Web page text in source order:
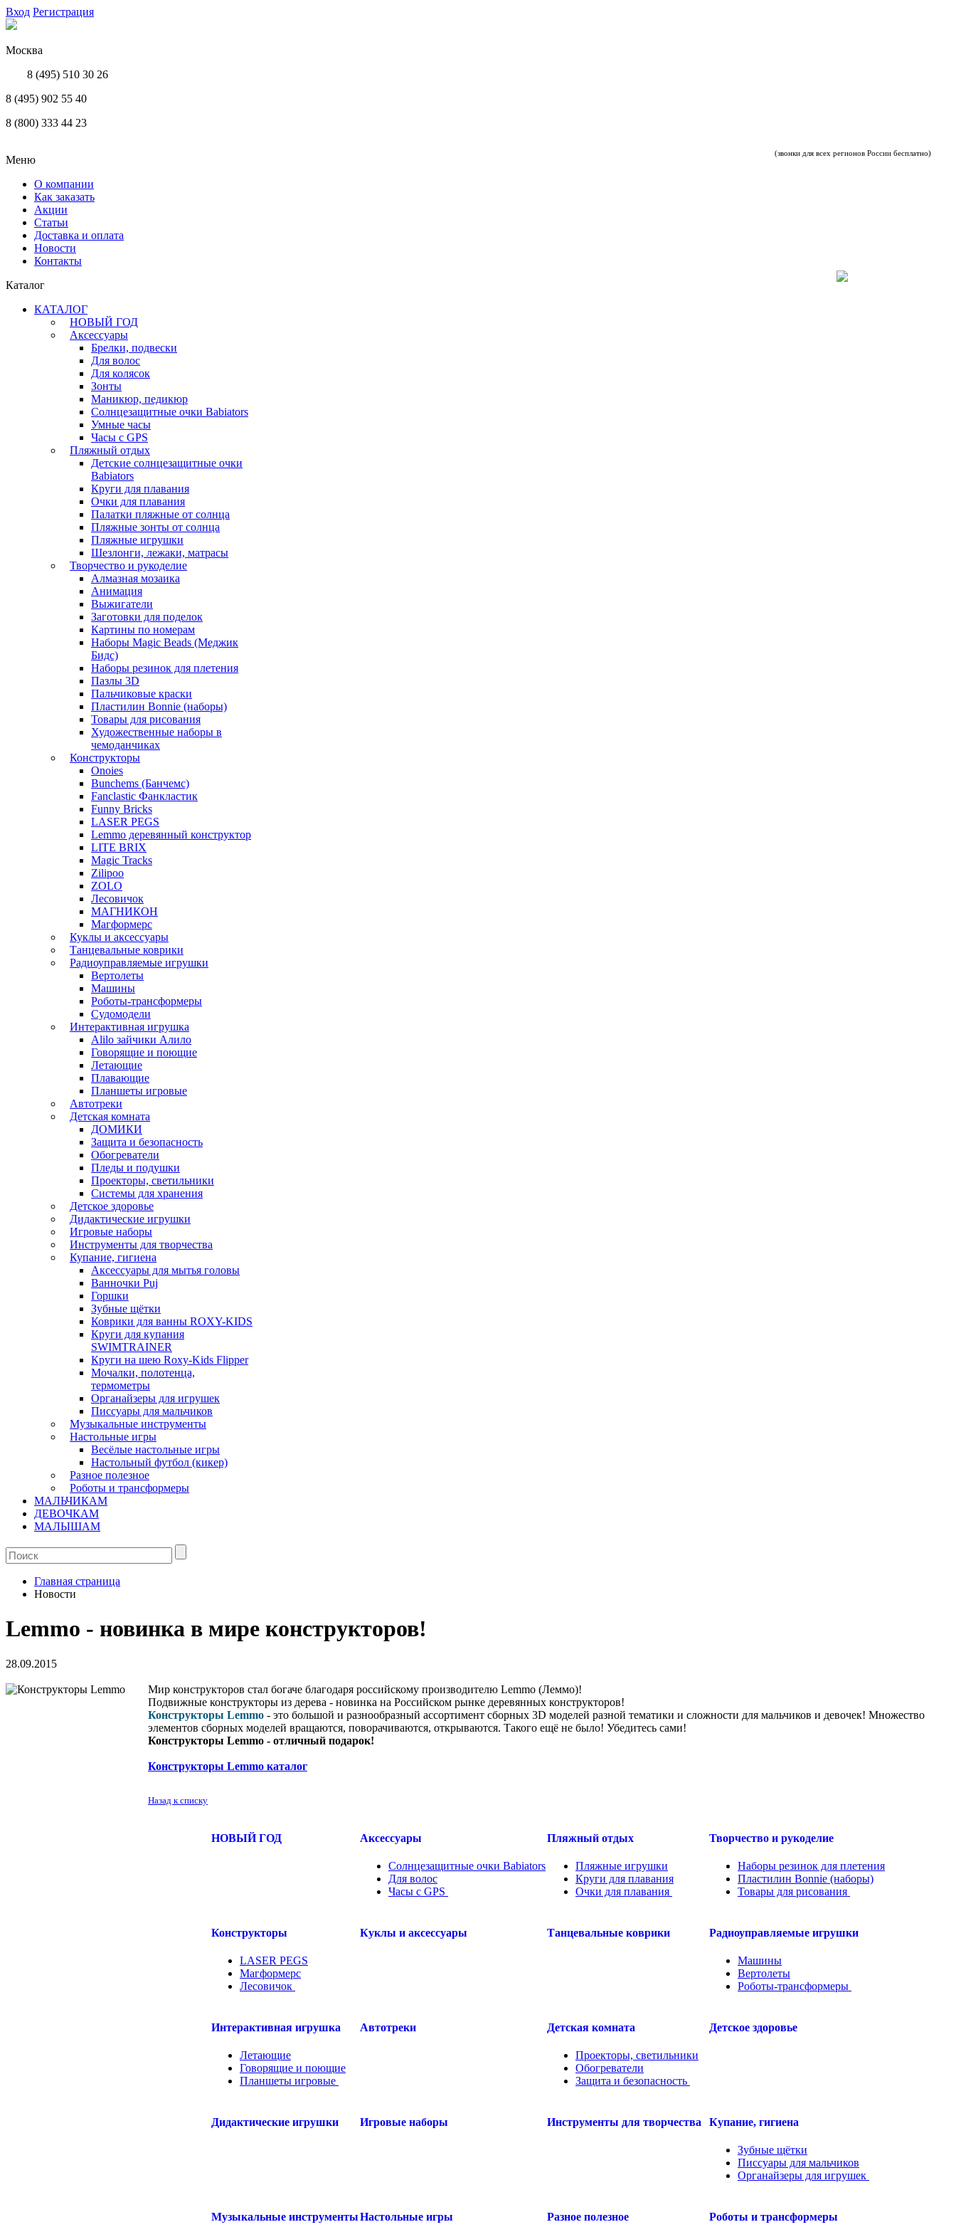
Вход Регистрация
Москва
8 (495) 510 30 26
8 (495) 902 55 40
8 (800) 333 44 23
(звонки для всех регионов России бесплатно)
Меню
О компании
Как заказать
Акции
Статьи
Доставка и оплата
Новости
Контакты
Каталог
КАТАЛОГ
НОВЫЙ ГОД
Аксессуары
Брелки, подвески
Для волос
Для колясок
Зонты
Маникюр, педикюр
Солнцезащитные очки Babiators
Умные часы
Часы с GPS
Пляжный отдых
Детские солнцезащитные очки
Babiators
Круги для плавания
Очки для плавания
Палатки пляжные от солнца
Пляжные зонты от солнца
Пляжные игрушки
Шезлонги, лежаки, матрасы
Творчество и рукоделие
Алмазная мозаика
Анимация
Выжигатели
Заготовки для поделок
Картины по номерам
Наборы Magic Beads (Меджик
Бидс)
Наборы резинок для плетения
Пазлы 3D
Пальчиковые краски
Пластилин Bonnie (наборы)
Товары для рисования
Художественные наборы в
чемоданчиках
Конструкторы
Onoies
Bunchems (Банчемс)
Fanclastic Фанкластик
Funny Bricks
LASER PEGS
Lemmo деревянный конструктор
LITE BRIX
Magic Tracks
Zilipoo
ZOLO
Лесовичок
МАГНИКОН
Магформерс
Куклы и аксессуары
Танцевальные коврики
Радиоуправляемые игрушки
Вертолеты
Машины
Роботы-трансформеры
Судомодели
Интерактивная игрушка
Alilo зайчики Алило
Говорящие и поющие
Летающие
Плавающие
Планшеты игровые
Автотреки
Детская комната
ДОМИКИ
Защита и безопасность
Обогреватели
Пледы и подушки
Проекторы, светильники
Системы для хранения
Детское здоровье
Дидактические игрушки
Игровые наборы
Инструменты для творчества
Купание, гигиена
Аксессуары для мытья головы
Ванночки Puj
Горшки
Зубные щётки
Коврики для ванны ROXY-KIDS
Круги для купания
SWIMTRAINER
Круги на шею Roxy-Kids Flipper
Мочалки, полотенца,
термометры
Органайзеры для игрушек
Писсуары для мальчиков
Музыкальные инструменты
Настольные игры
Весёлые настольные игры
Настольный футбол (кикер)
Разное полезное
Роботы и трансформеры
МАЛЬЧИКАМ
ДЕВОЧКАМ
МАЛЫШАМ
Главная страница
Новости
Lemmo - новинка в мире конструкторов!
28.09.2015
Мир конструкторов стал богаче благодаря российскому производителю Lemmo (Леммо)!
Подвижные конструкторы из дерева - новинка на Российском рынке деревянных конструкторов!
Конструкторы Lemmo - это большой и разнообразный ассортимент сборных 3D моделей разной тематики и сложности для мальчиков и девочек! Множество
элементов сборных моделей вращаются, поворачиваются, открываются. Такого ещё не было! Убедитесь сами!
Конструкторы Lemmo - отличный подарок!
Конструкторы Lemmo каталог
Назад к списку
НОВЫЙ ГОД Аксессуары
Солнцезащитные очки Babiators
Для волос
Часы с GPS
Пляжный отдых
Пляжные игрушки
Круги для плавания
Очки для плавания
Творчество и рукоделие
Наборы резинок для плетения
Пластилин Bonnie (наборы)
Товары для рисования
Конструкторы
LASER PEGS
Магформерс
Лесовичок
Куклы и аксессуары Танцевальные коврики Радиоуправляемые игрушки
Машины
Вертолеты
Роботы-трансформеры
Интерактивная игрушка
Летающие
Говорящие и поющие
Планшеты игровые
Автотреки Детская комната
Проекторы, светильники
Обогреватели
Защита и безопасность
Детское здоровье
Дидактические игрушки Игровые наборы Инструменты для творчества Купание, гигиена
Зубные щётки
Писсуары для мальчиков
Органайзеры для игрушек
Музыкальные инструментыНастольные игры Разное полезное Роботы и трансформеры